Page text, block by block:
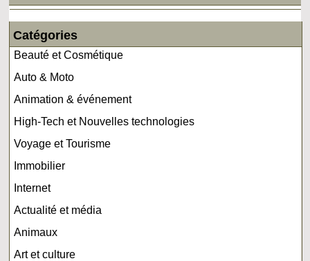
Catégories
Beauté et Cosmétique
Auto & Moto
Animation & événement
High-Tech et Nouvelles technologies
Voyage et Tourisme
Immobilier
Internet
Actualité et média
Animaux
Art et culture